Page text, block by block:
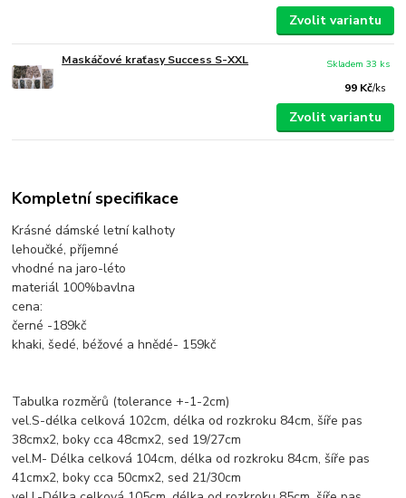
Zvolit variantu
Maskáčové kraťasy Success S-XXL
99 Kč/ks
Skladem 33 ks
Zvolit variantu
Kompletní specifikace
Krásné dámské letní kalhoty
lehoučké, příjemné
vhodné na jaro-léto
materiál 100%bavlna
cena:
černé -189kč
khaki, šedé, béžové a hnědé- 159kč
Tabulka rozměrů (tolerance +-1-2cm)
vel.S-délka celková 102cm, délka od rozkroku 84cm, šíře pas
38cmx2, boky cca 48cmx2, sed 19/27cm
vel.M- Délka celková 104cm, délka od rozkroku 84cm, šíře pas
41cmx2, boky cca 50cmx2, sed 21/30cm